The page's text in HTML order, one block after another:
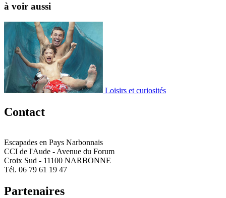
à voir aussi
Loisirs et curiosités
Contact
Escapades en Pays Narbonnais
CCI de l'Aude - Avenue du Forum
Croix Sud - 11100 NARBONNE
Tél. 06 79 61 19 47
Partenaires